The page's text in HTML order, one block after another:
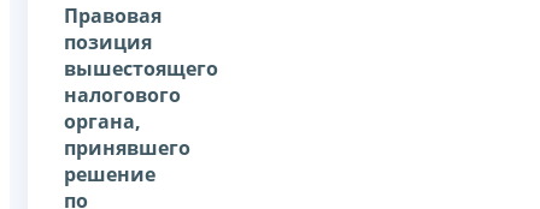
Правовая
позиция
вышестоящего
налогового
органа,
принявшего
решение
по